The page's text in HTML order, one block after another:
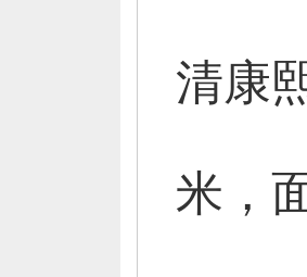
清康
米，